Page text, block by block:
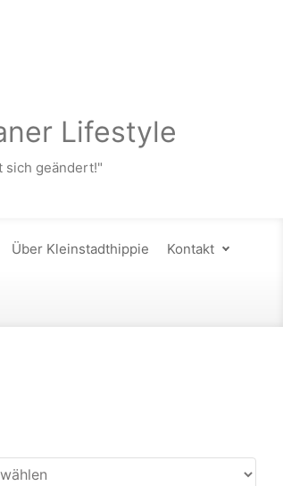
Lifestyle
sich geändert!"
Über Kleinstadthippie Kontakt